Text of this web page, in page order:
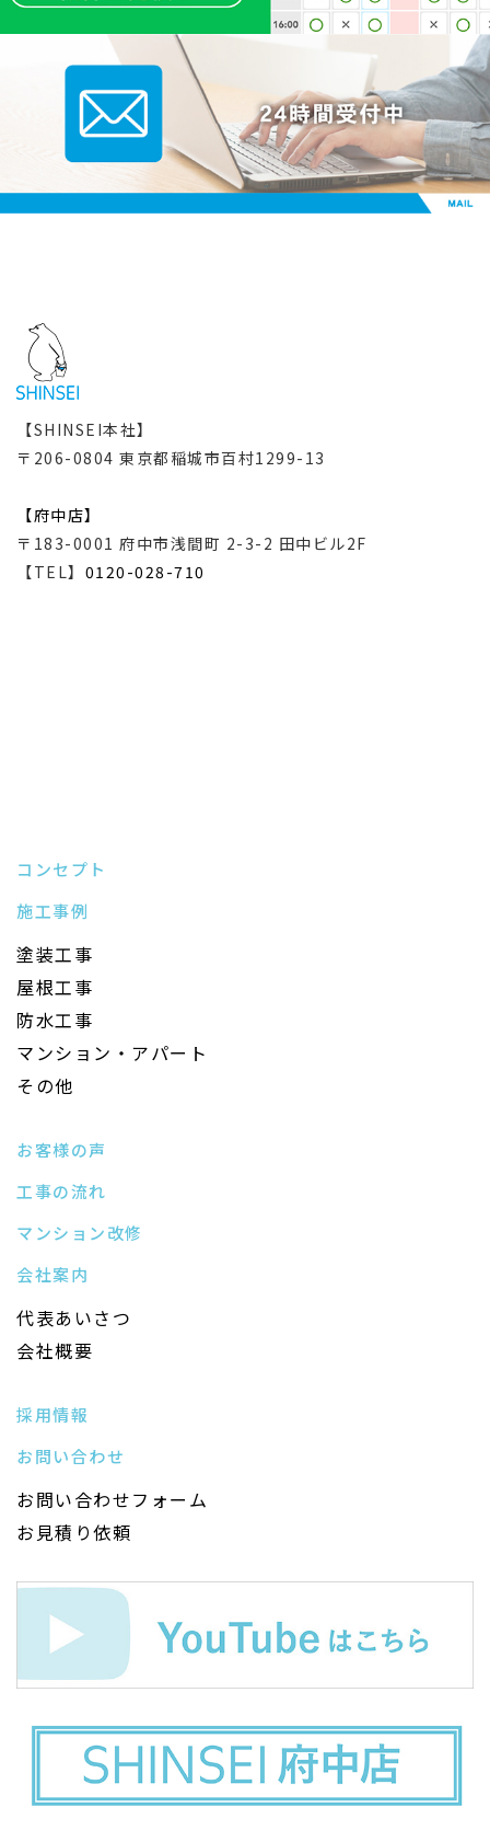
【SHINSEI本社】
〒206-0804 東京都稲城市百村1299-13
【府中店】
〒183-0001 府中市浅間町 2-3-2 田中ビル2F
【TEL】 0120-028-710
コンセプト
施工事例
塗装工事
屋根工事
防水工事
マンション・アパート
その他
お客様の声
工事の流れ
マンション改修
会社案内
代表あいさつ
会社概要
採用情報
お問い合わせ
お問い合わせフォーム
お見積り依頼